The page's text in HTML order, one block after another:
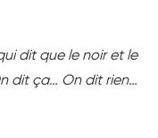
dit que le noir et le
dit ça… On dit rien…